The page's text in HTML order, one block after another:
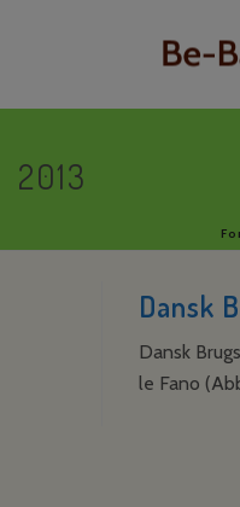
2013
Dansk
Dansk
le Fano